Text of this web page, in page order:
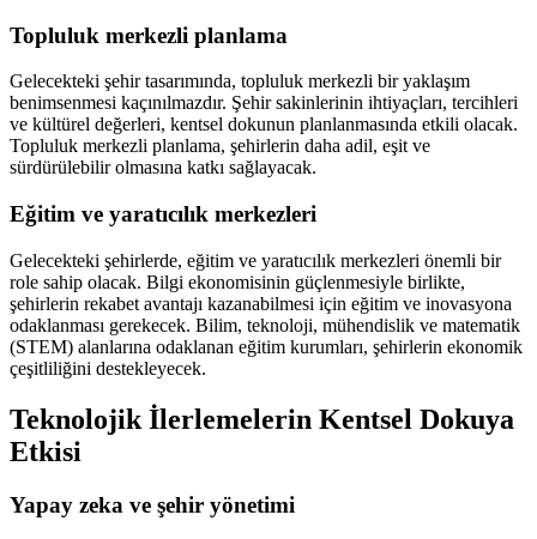
Topluluk merkezli planlama
Gelecekteki şehir tasarımında, topluluk merkezli bir yaklaşım
benimsenmesi kaçınılmazdır. Şehir sakinlerinin ihtiyaçları, tercihleri
ve kültürel değerleri, kentsel dokunun planlanmasında etkili olacak.
Topluluk merkezli planlama, şehirlerin daha adil, eşit ve
sürdürülebilir olmasına katkı sağlayacak.
Eğitim ve yaratıcılık merkezleri
Gelecekteki şehirlerde, eğitim ve yaratıcılık merkezleri önemli bir
role sahip olacak. Bilgi ekonomisinin güçlenmesiyle birlikte,
şehirlerin rekabet avantajı kazanabilmesi için eğitim ve inovasyona
odaklanması gerekecek. Bilim, teknoloji, mühendislik ve matematik
(STEM) alanlarına odaklanan eğitim kurumları, şehirlerin ekonomik
çeşitliliğini destekleyecek.
Teknolojik İlerlemelerin Kentsel Dokuya
Etkisi
Yapay zeka ve şehir yönetimi